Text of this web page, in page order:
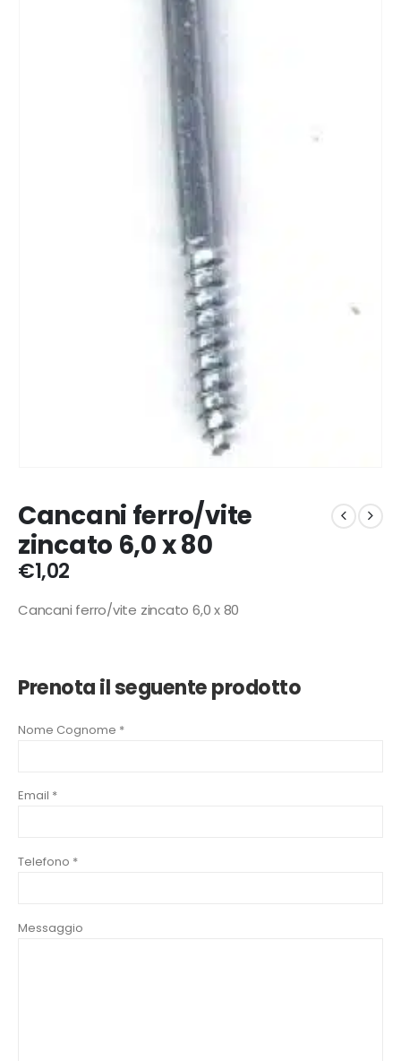
Cancani ferro/vite
zincato 6,0 x 80
€1,02
Cancani ferro/vite zincato 6,0 x 80
Prenota il seguente prodotto
Nome Cognome *
Email *
Telefono *
Messaggio